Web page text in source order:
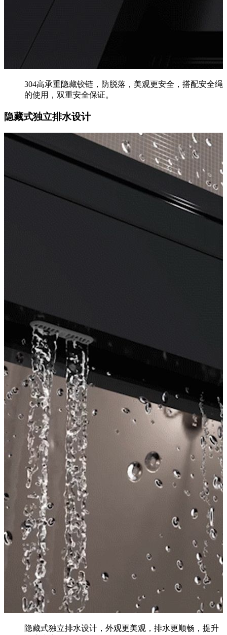
304高承重隐藏铰链，防脱落，美观更安全，搭配安全绳
的使用，双重安全保证。
隐藏式独立排水设计
隐藏式独立排水设计，外观更美观，排水更顺畅，提升